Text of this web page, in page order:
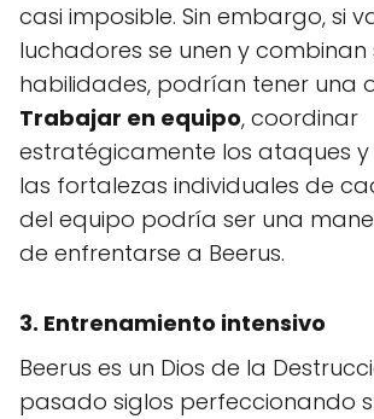
casi imposible. Sin embargo, si
luchadores se unen y combinan
habilidades, podrían tener una
Trabajar en equipo, coordinar
estratégicamente los ataques
las fortalezas individuales de
del equipo podría ser una
de enfrentarse a Beerus.
3. Entrenamiento intensivo
Beerus es un Dios de la
pasado siglos perfeccionando